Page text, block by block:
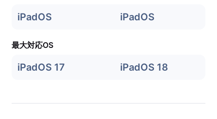
iPadOS iPadOS
最大対応OS
iPadOS 17 iPadOS 18